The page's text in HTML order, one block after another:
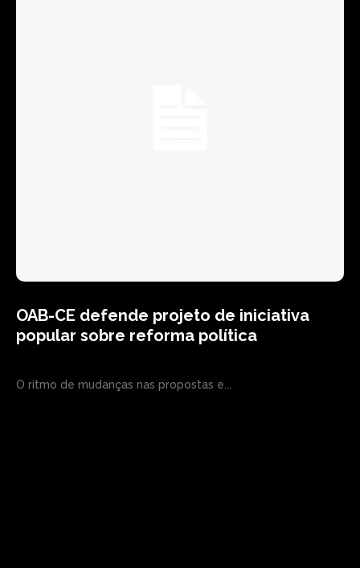
OAB-CE defende projeto de iniciativa
popular sobre reforma política
O ritmo de mudanças nas propostas e...